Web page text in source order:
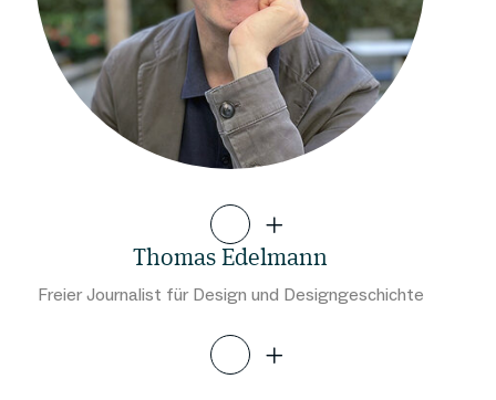
Thomas Edelmann
Freier Journalist für Design und Designgeschichte